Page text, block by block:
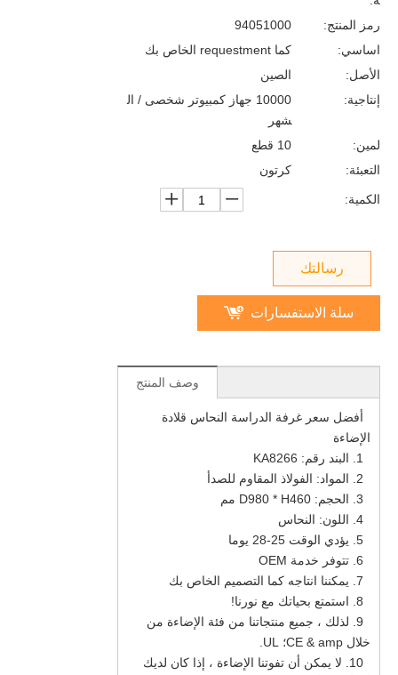
رمز المنتج:
94051000
اساسي:
كما requestment الخاص بك
الأصل:
الصين
إنتاجية:
10000 جهاز كمبيوتر شخصى / ال
شهر
لمين:
10 قطع
التعبئة:
كرتون
الكمية:
رسالتك
سلة الاستفسارات
وصف المنتج
أفضل سعر غرفة الدراسة النحاس قلادة
الإضاءة
مم
9. لذلك ، جميع منتجاتنا من فئة الإضاءة من
خلال CE & amp؛ UL.
10. لا يمكن أن تفوتنا الإضاءة ، إذا كان لديك